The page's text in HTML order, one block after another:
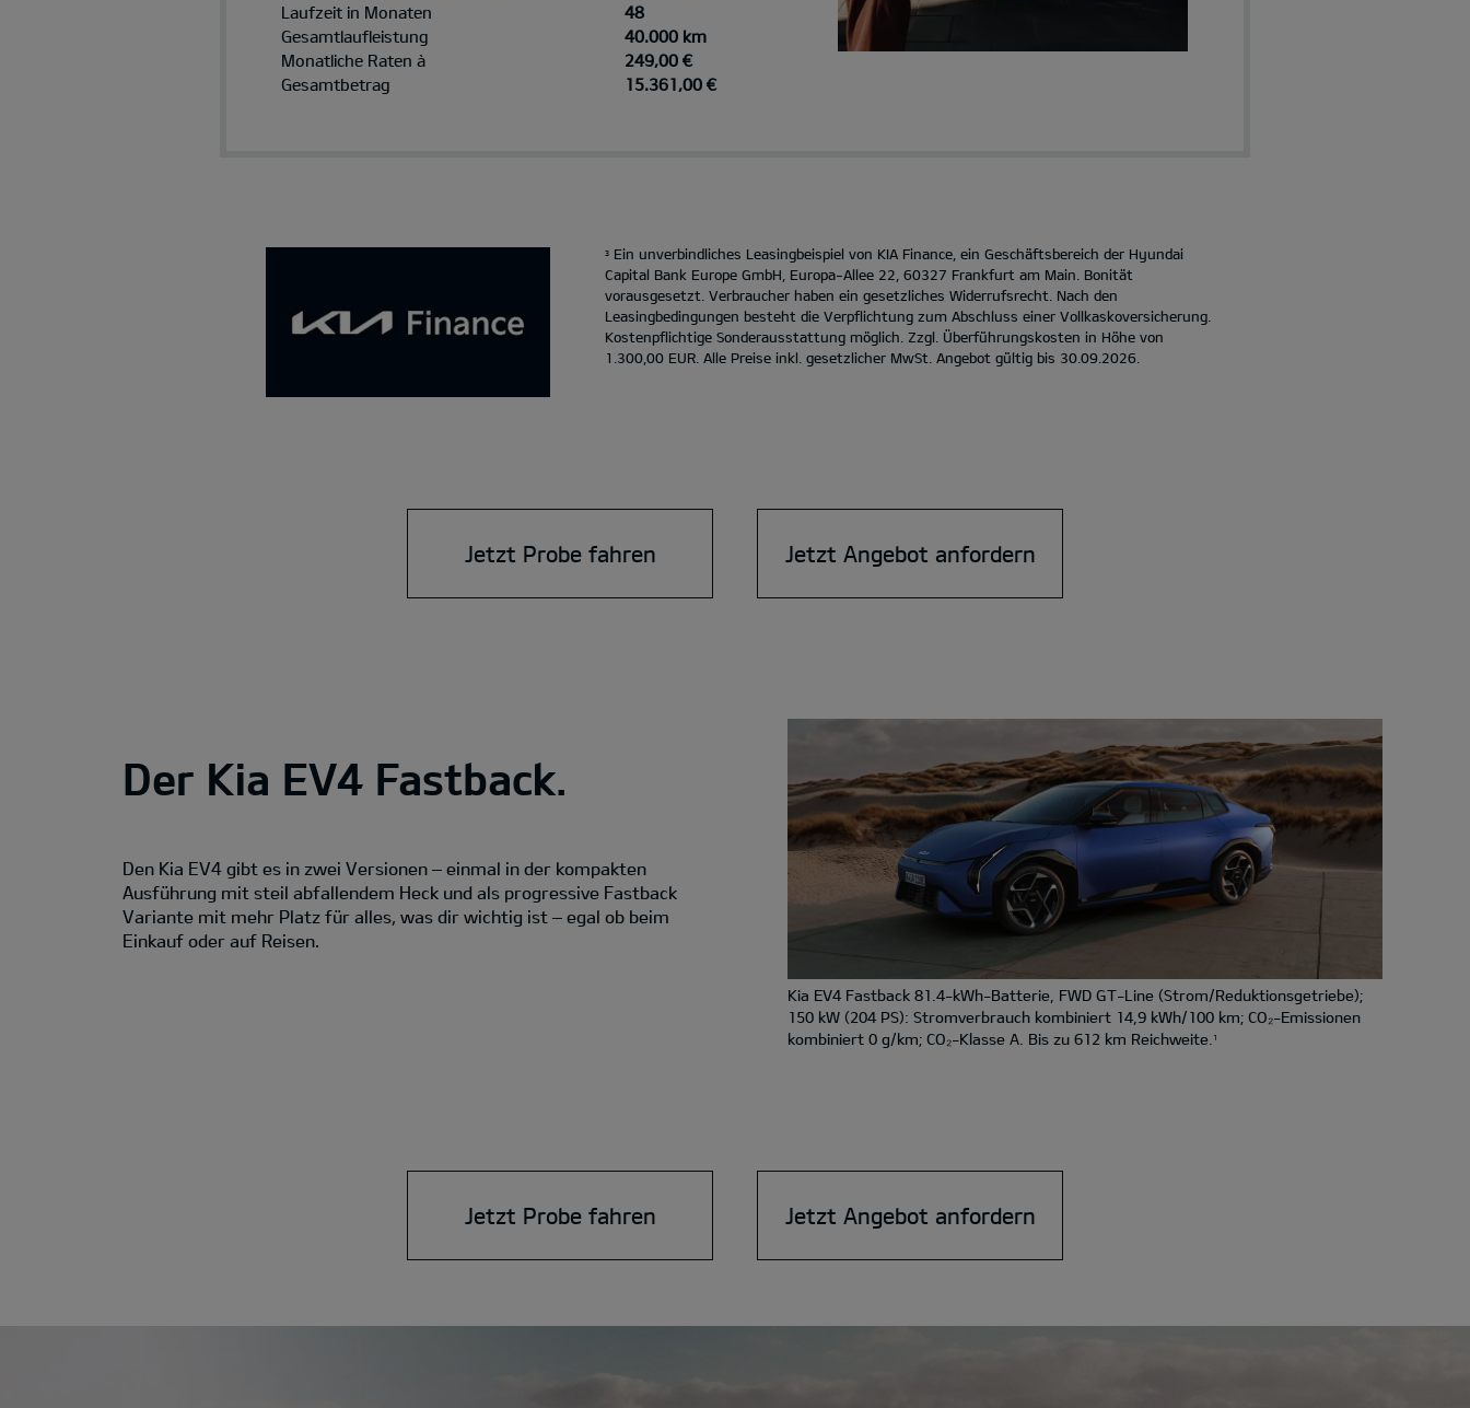
Laufzeit in Monaten
48
Gesamtlaufleistung
40.000 km
Monatliche Raten à
249,00 €
Gesamtbetrag
15.361,00 €
3Ein unverbindliches Leasingbeispiel von KIA Finance, ein Geschäftsbereich der Hyundai
Capital Bank Europe GmbH, Europa-Allee 22, 60327 Frankfurt am Main. Bonität
vorausgesetzt. Verbraucher haben ein gesetzliches Widerrufsrecht. Nach den
Leasingbedingungen besteht die Verpflichtung zum Abschluss einer Vollkaskoversicherung.
Kostenpflichtige Sonderausstattung möglich. Zzgl. Überführungskosten in Höhe von
1.300,00 EUR. Alle Preise inkl. gesetzlicher MwSt. Angebot gültig bis 30.09.2026.
Jetzt Probe fahren Jetzt Angebot anfordern
Der Kia EV4 Fastback.
Den Kia EV4 gibt es in zwei Versionen – einmal in der kompakten
Ausführung mit steil abfallendem Heck und als progressive Fastback
Variante mit mehr Platz für alles, was dir wichtig ist – egal ob beim
Einkauf oder auf Reisen.
Kia EV4 Fastback 81.4-kWh-Batterie, FWD GT-Line (Strom/Reduktionsgetriebe);
150 kW (204 PS): Stromverbrauch kombiniert 14,9 kWh/100 km; CO₂-Emissionen
kombiniert 0 g/km; CO₂-Klasse A. Bis zu 612 km Reichweite.
1
Jetzt Probe fahren Jetzt Angebot anfordern